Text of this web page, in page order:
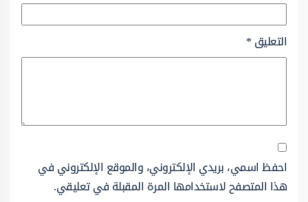
التعليق*
احفظ اسمي، بريدي الإلكتروني، والموقع الإلكتروني في
هذا المتصفح لاستخدامها المرة المقبلة في تعليقي.